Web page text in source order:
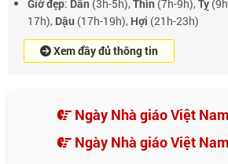
Giờ đẹp: Dần (3h-5h),Thìn (7h-9h),Tỵ
17h), Dậu (17h-19h), Hợi (21h-23h)
Xem đầy đủ thông tin
Ngày Nhà giáo Việt
Ngày Nhà giáo Việt